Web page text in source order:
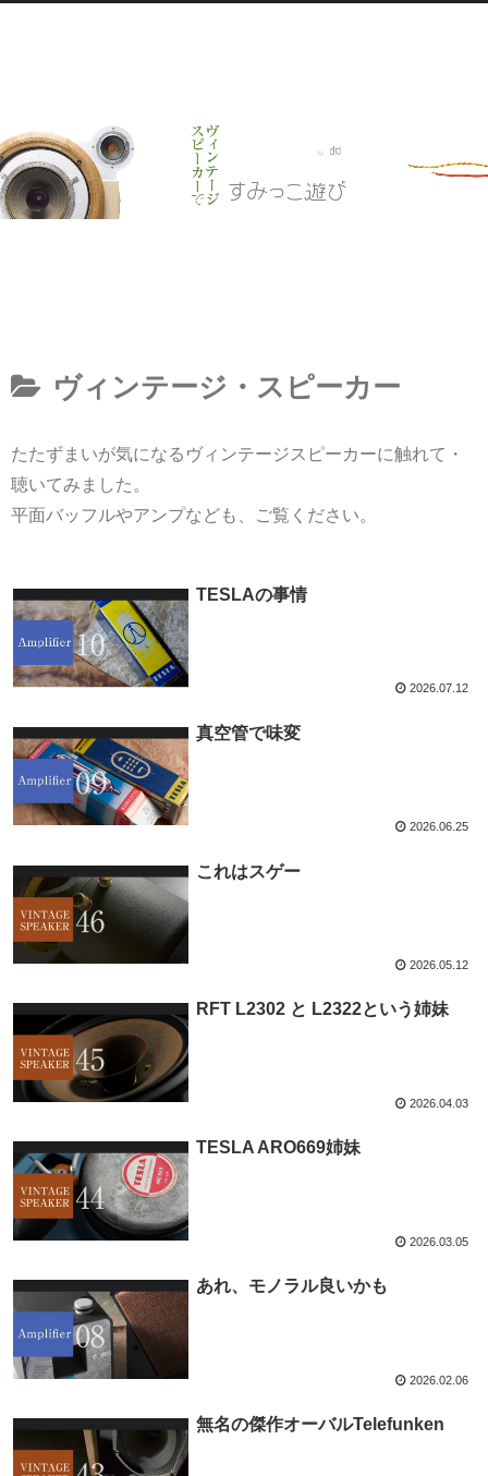
ヴィンテージ・スピーカー
たたずまいが気になるヴィンテージスピーカーに触れて・
聴いてみました。
平面バッフルやアンプなども、ご覧ください。
TESLAの事情
2026.07.12
真空管で味変
2026.06.25
これはスゲー
2026.05.12
RFT L2302 と L2322という姉妹
2026.04.03
TESLA ARO669姉妹
2026.03.05
あれ、モノラル良いかも
2026.02.06
無名の傑作オーバルTelefunken